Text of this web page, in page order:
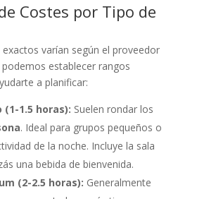
Costes por Tipo de
varían según el proveedor
establecer rangos
a planificar:
(1-1.5 horas): Suelen rondar los
. Ideal para grupos pequeños o
de la noche. Incluye la sala
una bebida de bienvenida.
(2-2.5 horas): Generalmente